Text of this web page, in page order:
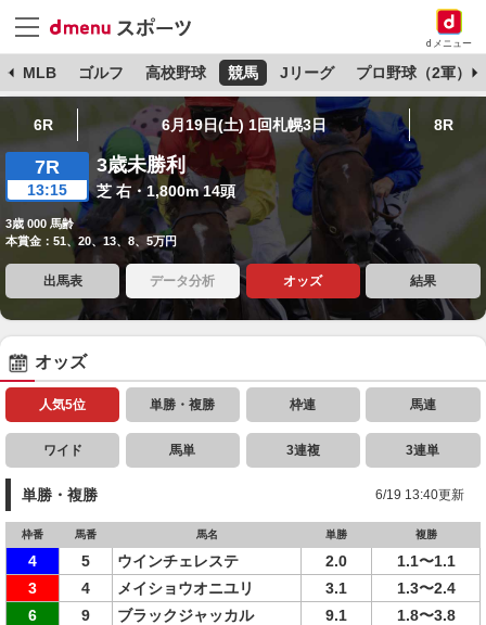
dメニュー
MLB ゴルフ 高校野球 競馬 Jリーグ プロ野球（2軍）
6R 6月19日(土) 1回札幌3日 8R
7R
13:15
3歳未勝利
芝 右・1,800m 14頭
3歳 000 馬齢
本賞金：51、20、13、8、5万円
出馬表 データ分析 オッズ 結果
オッズ
人気5位 単勝・複勝 枠連 馬連
ワイド 馬単 3連複 3連単
単勝・複勝 6/19 13:40更新
枠番 馬番 馬名 単勝 複勝
4 5 ウインチェレステ 2.0
1.1〜1.1
3
4 メイショウオニユリ 3.1
1.3〜2.4
6
9 ブラックジャッカル 9.1
1.8〜3.8